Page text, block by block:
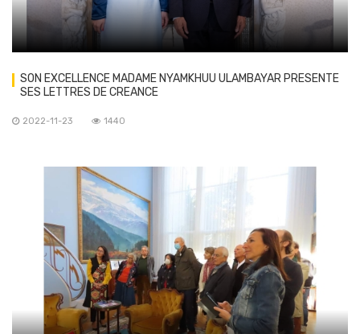
SON EXCELLENCE MADAME NYAMKHUU ULAMBAYAR PRESENTE
SES LETTRES DE CREANCE
2022-11-23 1440